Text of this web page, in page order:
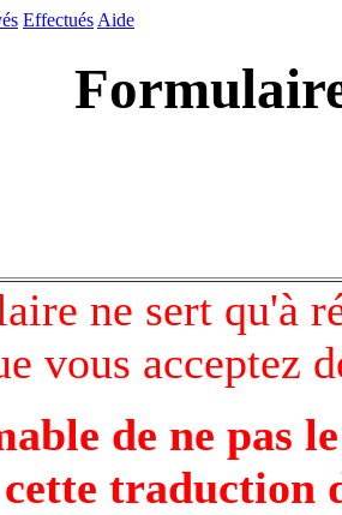
Effectués Aide
ne sert qu'à
vous acceptez
de ne pas
traduction